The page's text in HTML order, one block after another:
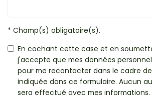
* Champ(s) obligatoire(s).
En cochant cette case et en
j'accepte que mes données
pour me recontacter dans le cadre
indiquée dans ce formulaire. Aucun
sera effectué avec mes informations.